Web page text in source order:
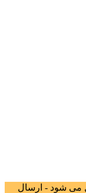
می شود - ارسال